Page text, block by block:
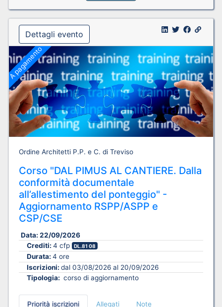
Dettagli evento
A pagamento
Ordine Architetti P.P. e C. di Treviso
Corso "DAL PIMUS AL CANTIERE. Dalla
conformità documentale
all’allestimento del ponteggio" -
Aggiornamento RSPP/ASPP e
CSP/CSE
Data: 22/09/2026
Crediti: 4 cfp DL.81 08
Durata: 4 ore
Iscrizioni: dal 03/08/2026 al 20/09/2026
Tipologia: corso di aggiornamento
Priorità iscrizioni Allegati Note